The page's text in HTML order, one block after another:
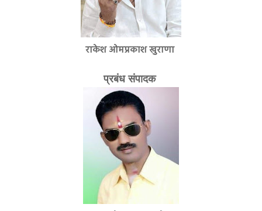
राकेश ओमप्रकाश खुराणा
प्रबंध संपादक